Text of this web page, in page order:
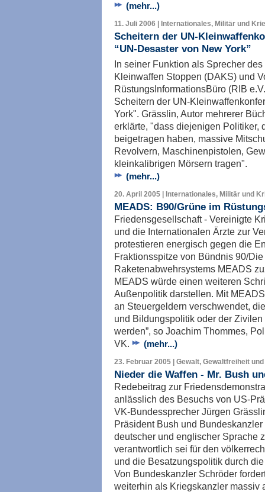
(mehr...)
11. Juli 2006 | Internationales, Militär und
Scheitern der UN-
“UN-Desaster von New York”
In seiner Funktion als Sprecher
Kleinwaffen Stoppen (DAKS) und
RüstungsInformationsBüro (RIB
Scheitern der UN-
York". Grässlin, Autor mehrerer
erklärte, "dass diejenigen Politiker,
beigetragen haben, massive
Revolvern, Maschinenpistolen,
kleinkalibrigen Mörsern tragen".
(mehr...)
20. April 2005 | Internationales, Militär und
MEADS: B90/Grüne im
Friedensgesellschaft - Vereinigte
und die Internationalen Ärzte zur
protestieren energisch gegen die
Fraktionsspitze von Bündnis 90/
Raketenabwehrsystems MEADS
MEADS würde einen weiteren
Außenpolitik darstellen. Mit
an Steuergeldern verschwendet,
und Bildungspolitik oder der
werden”, so Joachim Thommes,
VK.
(mehr...)
23. Februar 2005 | Gewalt, Gewaltfreiheit
Nieder die Waffen - Mr. Bush
Redebeitrag zur
anlässlich des Besuchs von US-
VK-Bundessprecher Jürgen
Präsident Bush und
deutscher und englischer Sprache
verantwortlich sei für den
und die Besatzungspolitik durch
Von Bundeskanzler Schröder
weiterhin als Kriegskanzler massiv